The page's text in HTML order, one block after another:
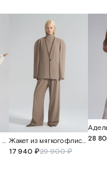
Амели сет из шифона и английского кружева
Жакет из мягкого флиса с кожаной вставкой
17 940 ₽29 900 ₽
28